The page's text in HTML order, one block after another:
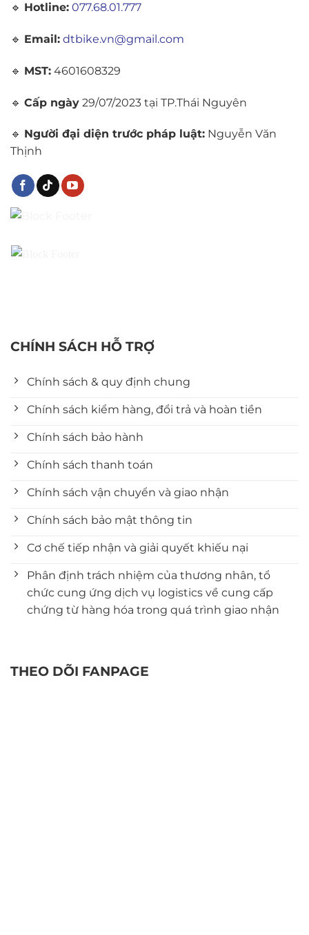
🔹 Hotline: 077.68.01.777
🔹 Email: dtbike.vn@gmail.com
🔹 MST: 4601608329
🔹 Cấp ngày 29/07/2023 tại TP.Thái Nguyên
🔹 Người đại diện trước pháp luật: Nguyễn Văn
Thịnh
CHÍNH SÁCH HỖ TRỢ
Chính sách & quy định chung
Chính sách kiểm hàng, đổi trả và hoàn tiền
Chính sách bảo hành
Chính sách thanh toán
Chính sách vận chuyển và giao nhận
Chính sách bảo mật thông tin
Cơ chế tiếp nhận và giải quyết khiếu nại
Phân định trách nhiệm của thương nhân, tổ
chức cung ứng dịch vụ logistics về cung cấp
chứng từ hàng hóa trong quá trình giao nhận
THEO DÕI FANPAGE